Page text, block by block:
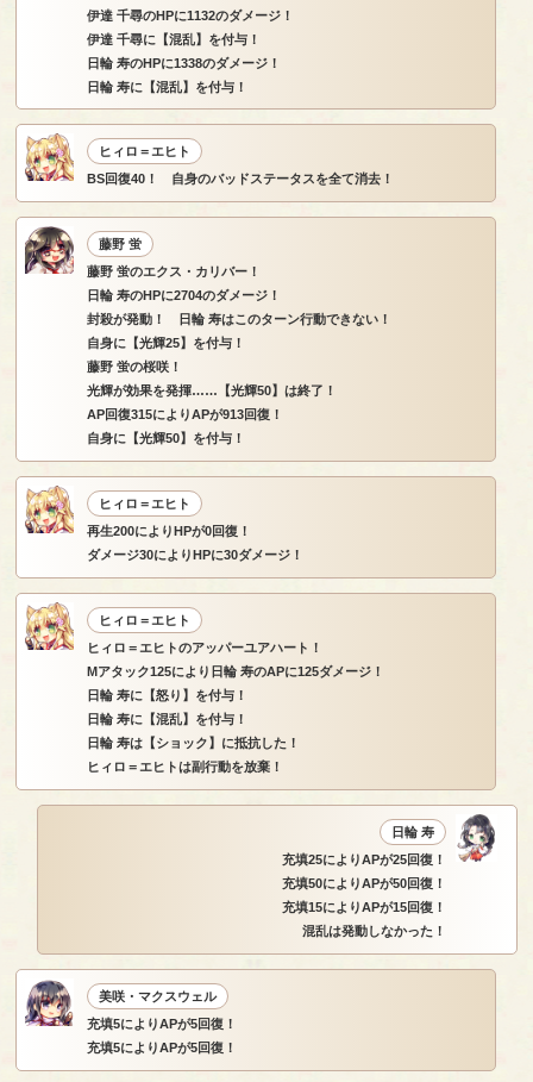
伊達 千尋のHPに1132のダメージ！
伊達 千尋に【混乱】を付与！
日輪 寿のHPに1338のダメージ！
日輪 寿に【混乱】を付与！
ヒィロ＝エヒト
BS回復40！ 自身のバッドステータスを全て消去！
藤野 蛍
藤野 蛍のエクス・カリバー！
日輪 寿のHPに2704のダメージ！
封殺が発動！ 日輪 寿はこのターン行動できない！
自身に【光輝25】を付与！
藤野 蛍の桜咲！
光輝が効果を発揮……【光輝50】は終了！
AP回復315によりAPが913回復！
自身に【光輝50】を付与！
ヒィロ＝エヒト
再生200によりHPが0回復！
ダメージ30によりHPに30ダメージ！
ヒィロ＝エヒト
ヒィロ＝エヒトのアッパーユアハート！
Mアタック125により日輪 寿のAPに125ダメージ！
日輪 寿に【怒り】を付与！
日輪 寿に【混乱】を付与！
日輪 寿は【ショック】に抵抗した！
ヒィロ＝エヒトは副行動を放棄！
日輪 寿
充填25によりAPが25回復！
充填50によりAPが50回復！
充填15によりAPが15回復！
混乱は発動しなかった！
美咲・マクスウェル
充填5によりAPが5回復！
充填5によりAPが5回復！